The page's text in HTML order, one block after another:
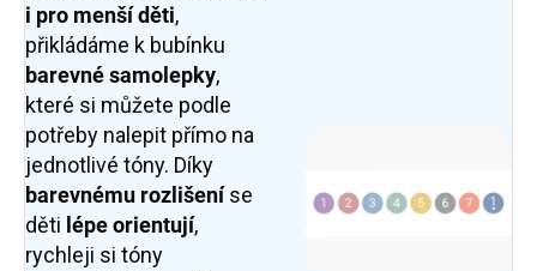
i pro menší děti,
přikládáme k bubínku
barevné samolepky,
které si můžete podle
potřeby nalepit přímo na
jednotlivé tóny. Díky
barevnému rozlišeníse
děti lépe orientují,
rychleji si tóny